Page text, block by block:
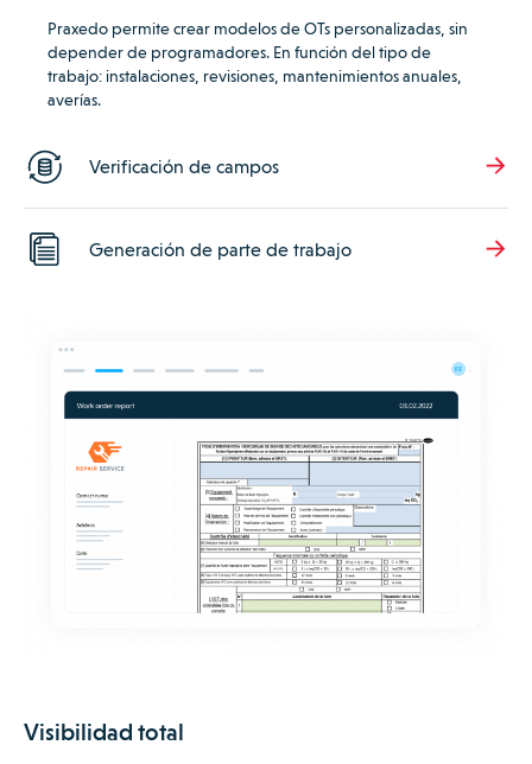
Praxedo permite crear modelos de OTs personalizadas, sin
depender de programadores. En función del tipo de
trabajo: instalaciones, revisiones, mantenimientos anuales,
averías.
Verificación de campos
Generación de parte de trabajo
Visibilidad total